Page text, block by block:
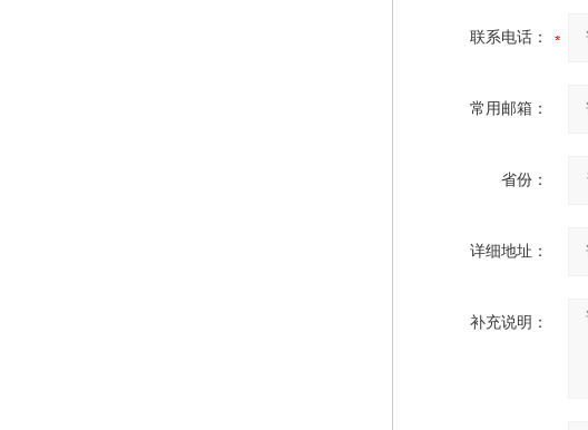
联系电话：
常用邮箱：
省份：
详细地址：
补充说明：